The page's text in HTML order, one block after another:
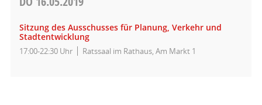
Sitzung des Ausschusses für Planung, Verkehr und
Stadtentwicklung
17:00-22:30 Uhr Ratssaal im Rathaus, Am Markt 1